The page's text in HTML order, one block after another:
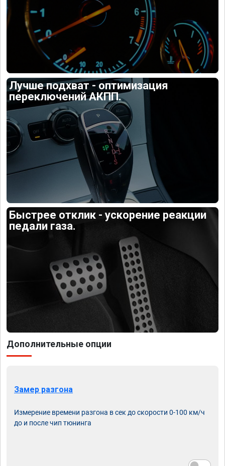
Лучше подхват - оптимизация
переключений АКПП.
Быстрее отклик - ускорение реакции
педали газа.
Дополнительные опции
Замер разгона
Измерение времени разгона в сек до скорости 0-100 км/ч
до и после чип тюнинга